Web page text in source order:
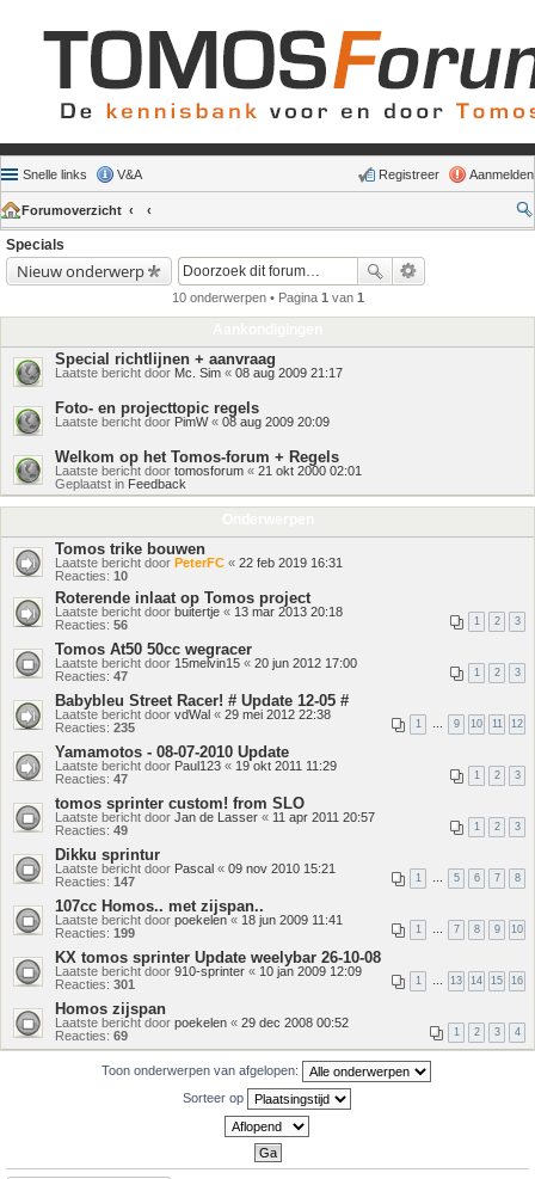
Snelle links V&A Aanmelden
Registreer
Forumoverzicht
Specials
Nieuw onderwerp
10 onderwerpen • Pagina 1 van 1
Special richtlijnen + aanvraag
Laatste bericht door Mc. Sim « 08 aug 2009 21:17
Foto- en projecttopic regels
Laatste bericht door PimW« 08 aug 2009 20:09
Welkom op het Tomos-forum + Regels
Laatste bericht door tomosforum « 21 okt 2000 02:01
Geplaatst in Feedback
Tomos trike bouwen
Laatste bericht door PeterFC « 22 feb 2019 16:31
Reacties: 10
Roterende inlaat op Tomos project
Laatste bericht door buitertje « 13 mar 2013 20:18
Reacties: 56 1 2 3
Tomos At50 50cc wegracer
Laatste bericht door 15melvin15 « 20 jun 2012 17:00
Reacties: 47 1 2 3
Babybleu Street Racer! # Update 12-05 #
Laatste bericht door vdWal « 29 mei 2012 22:38
Reacties: 235 1 … 9 10 11 12
Yamamotos - 08-07-2010 Update
Laatste bericht door Paul123 « 19 okt 2011 11:29
Reacties: 47 1 2 3
tomos sprinter custom! from SLO
Laatste bericht door Jan de Lasser « 11 apr 2011 20:57
Reacties: 49 1 2 3
Dikku sprintur
Laatste bericht door Pascal « 09 nov 2010 15:21
Reacties: 147 1 … 5 6 7 8
107cc Homos.. met zijspan..
Laatste bericht door poekelen« 18 jun 2009 11:41
Reacties: 199 1 … 7 8 9 10
KX tomos sprinter Update weelybar 26-10-08
Laatste bericht door 910-sprinter « 10 jan 2009 12:09
Reacties: 301 1 … 13 14 15 16
Homos zijspan
Laatste bericht door poekelen « 29 dec 2008 00:52
Reacties: 69 1 2 3 4
Toon onderwerpen van afgelopen:
Sorteer op